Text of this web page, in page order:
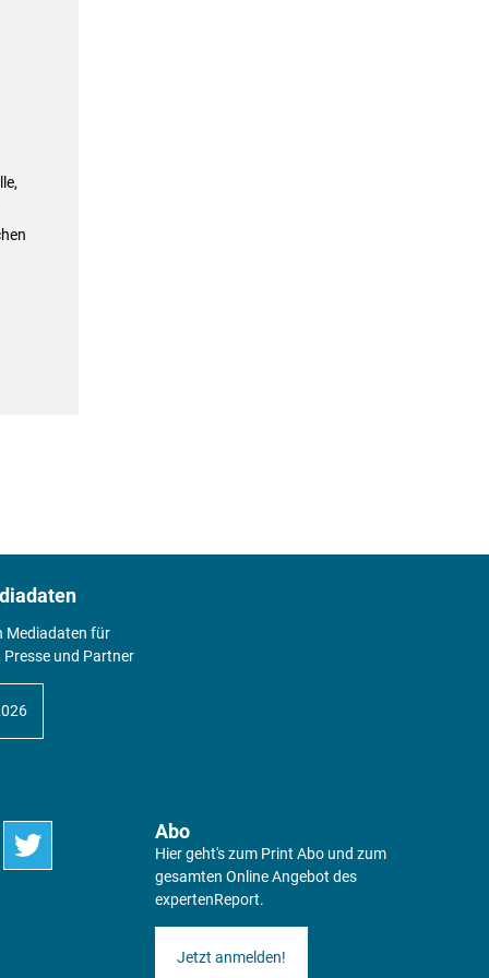
Mediadaten für
Presse und Partner
Abo
Hier geht's zum Print Abo und zum
gesamten Online Angebot des
expertenReport.
Jetzt anmelden!